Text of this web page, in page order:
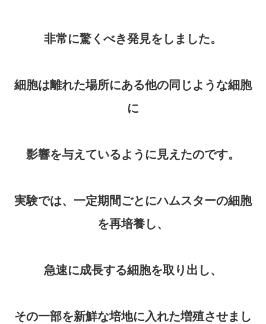
非常に驚くべき発見をしました。
細胞は離れた場所にある他の同じような細胞
に
影響を与えているように見えたのです。
実験では、一定期間ごとにハムスターの細胞
を再培養し、
急速に成長する細胞を取り出し、
その一部を新鮮な培地に入れた増殖させまし